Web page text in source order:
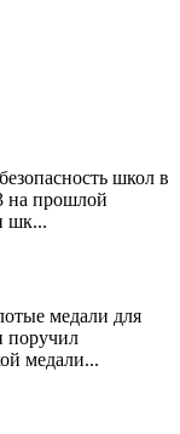
школ в
на прошлой
шк...
медали для
поручил
медали...